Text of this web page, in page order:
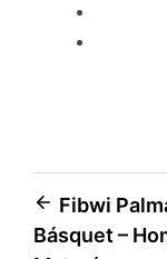
Fibwi
Básquet –